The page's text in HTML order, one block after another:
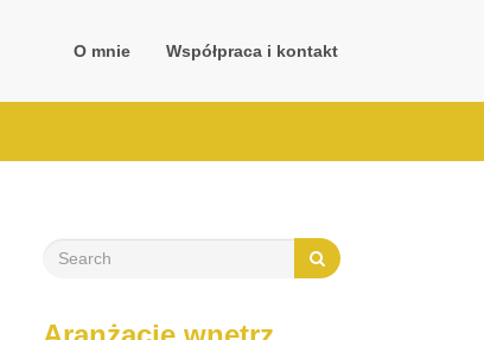
O mnie Współpraca i kontakt